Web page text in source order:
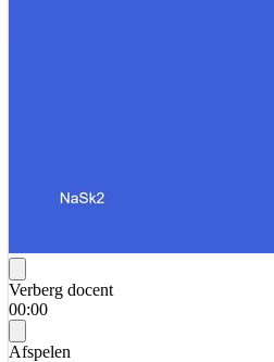
Verberg docent
00:00
Afspelen